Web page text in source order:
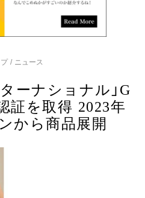
ニュース
ーナショナル」G
証を取得 2023年
から商品展開